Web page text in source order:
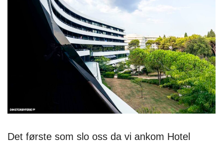
Det første som slo oss da vi ankom Hotel